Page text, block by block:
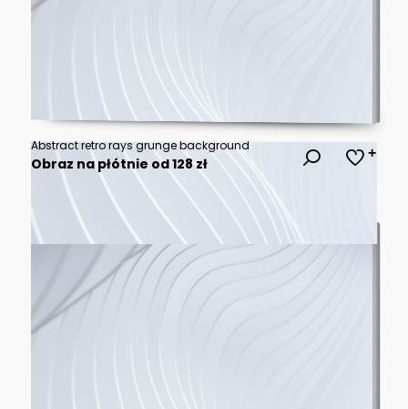
Abstract retro rays grunge background
Obraz na płótnie od 128 zł